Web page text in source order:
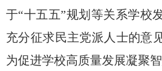
于“十五五”规划等关系学校
充分征求民主党派人士的意
为促进学校高质量发展凝聚智